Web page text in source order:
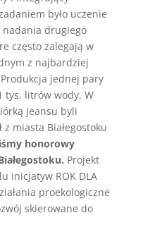
było uczenie
nadania drugiego
często zalegają w
z najbardziej
jednej pary
tys. litrów wody. W
jeansu byli
miasta Białegostoku
honorowy
Projekt
inicjatyw ROK DLA
proekologiczne
skierowane do